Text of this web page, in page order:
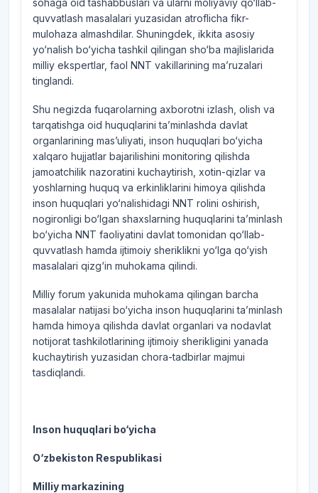
quvvatlash masalalari yuzasidan atroflicha fikr-
mulohaza almashdilar. Shuningdek, ikkita asosiy
yo‘nalish bo‘yicha tashkil qilingan sho‘ba majlislarida
milliy ekspertlar, faol NNT vakillarining ma’ruzalari
tinglandi.
Shu negizda fuqarolarning axborotni izlash, olish va
tarqatishga oid huquqlarini ta’minlashda davlat
organlarining mas’uliyati, inson huquqlari bo‘yicha
xalqaro hujjatlar bajarilishini monitoring qilishda
jamoatchilik nazoratini kuchaytirish, xotin-qizlar va
yoshlarning huquq va erkinliklarini himoya qilishda
inson huquqlari yo‘nalishidagi NNT rolini oshirish,
nogironligi bo‘lgan shaxslarning huquqlarini ta’minlash
bo‘yicha NNT faoliyatini davlat tomonidan qo‘llab-
quvvatlash hamda ijtimoiy sheriklikni yo‘lga qo‘yish
masalalari qizg‘in muhokama qilindi.
Milliy forum yakunida muhokama qilingan barcha
masalalar natijasi bo‘yicha inson huquqlarini ta’minlash
hamda himoya qilishda davlat organlari va nodavlat
notijorat tashkilotlarining ijtimoiy sherikligini yanada
kuchaytirish yuzasidan chora-tadbirlar majmui
tasdiqlandi.
Inson huquqlari bo‘yicha
O‘zbekiston Respublikasi
Milliy markazining